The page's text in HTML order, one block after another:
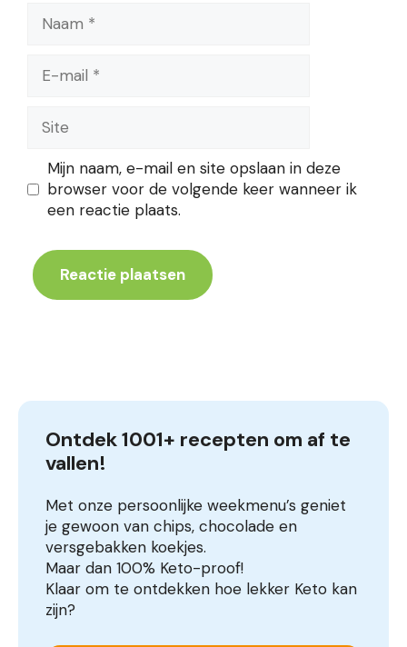
mail
Mijn naam, e-mail en site opslaan in deze
browser voor de volgende keer wanneer ik
een reactie plaats.
Ontdek 1001+ recepten om af te
vallen!
Met onze persoonlijke weekmenu’s geniet
je gewoon van chips, chocolade en
versgebakken koekjes.
Maar dan 100% Keto-proof!
Klaar om te ontdekken hoe lekker Keto kan
zijn?